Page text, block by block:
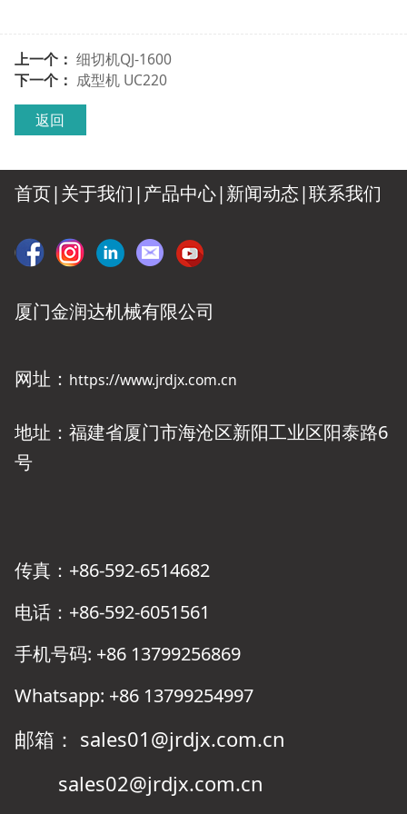
上一个： 细切机QJ-1600
下一个： 成型机 UC220
返回
首页|关于我们 |产品中心|新闻动态|联系我们
厦门金润达机械有限公司
网址： https://www.jrdjx.com.cn
地址：福建省厦门市海沧区新阳工业区阳泰路6
号
传真：+86-592-6514682
电话：+86-592-6051561
手机号码: +86 13799256869
Whatsapp: +86 13799254997
邮箱： sales01@jrdjx.com.cn
sales02@jrdjx.com.cn